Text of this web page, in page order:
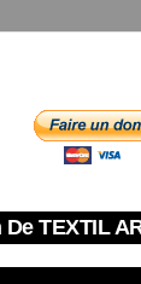
TEXTIL